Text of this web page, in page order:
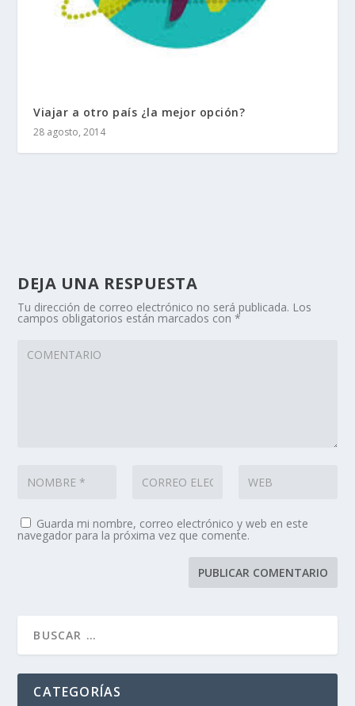
Viajar a otro país ¿la mejor opción?
28 agosto, 2014
DEJA UNA RESPUESTA
Tu dirección de correo electrónico no será publicada. Los
campos obligatorios están marcados con*
Guarda mi nombre, correo electrónico y web en este
navegador para la próxima vez que comente.
CATEGORÍAS